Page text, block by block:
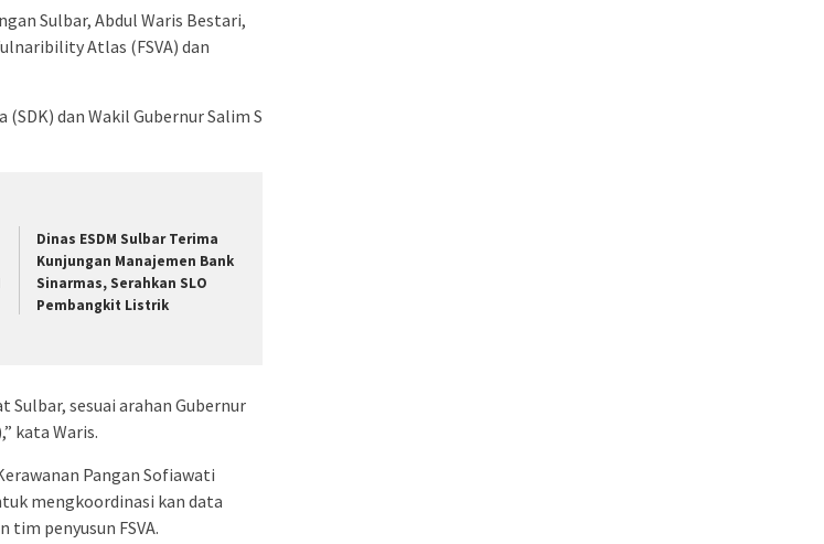
Sulbar, Abdul Waris Bestari,
Atlas (FSVA) dan
dan Wakil Gubernur Salim S
Dinas ESDM Sulbar Terima
Kunjungan Manajemen Bank
Sinarmas, Serahkan SLO
Pembangkit Listrik
sesuai arahan Gubernur
kata Waris.
Pangan Sofiawati
mengkoordinasi kan data
tim penyusun FSVA.